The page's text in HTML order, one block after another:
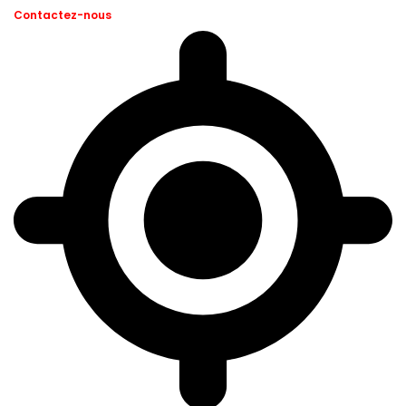
Contactez-nous